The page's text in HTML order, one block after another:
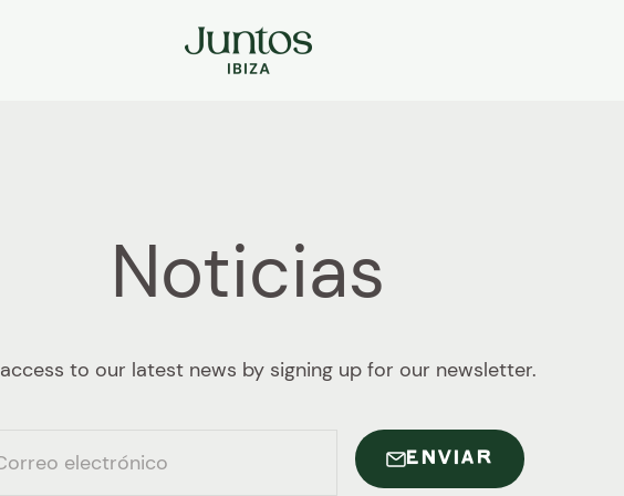
Juntos Ibiza
Noticias
to our latest news by signing up for our newsletter.
electrónico ENVIAR